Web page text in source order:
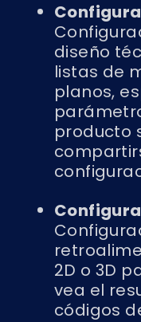
diseño
listas de
planos,
producto
2D o 3D
vea el
códigos